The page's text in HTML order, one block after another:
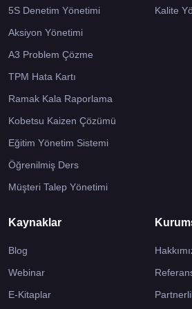
5S Denetim Yönetimi
Aksiyon Yönetimi
A3 Problem Çözme
TPM Hata Kartı
Ramak Kala Raporlama
Kobetsu Kaizen Çözümü
Eğitim Yönetim Sistemi
Öğrenilmiş Ders
Müşteri Talep Yönetimi
Kalite
Kaynaklar
Blog
Webinar
E-Kitaplar